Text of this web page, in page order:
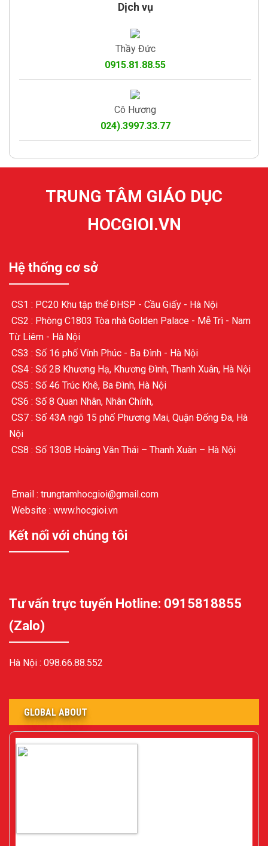
Dịch vụ
Thầy Đức
0915.81.88.55
Cô Hương
024).3997.33.77
TRUNG TÂM GIÁO DỤC
HOCGIOI.VN
Hệ thống cơ sở
CS1 : PC20 Khu tập thể ĐHSP - Cầu Giấy - Hà Nội
CS2 : Phòng C1803 Tòa nhà Golden Palace - Mễ Trì - Nam
Từ Liêm - Hà Nội
CS3 : Số 16 phố Vĩnh Phúc - Ba Đình - Hà Nội
CS4 : Số 2B Khương Hạ, Khương Đình, Thanh Xuân, Hà Nội
CS5 : Số 46 Trúc Khê, Ba Đình, Hà Nội
CS6 : Số 8 Quan Nhân, Nhân Chính,
CS7 : Số 43A ngõ 15 phố Phương Mai, Quận Đống Đa, Hà
Nội
CS8 : Số 130B Hoàng Văn Thái – Thanh Xuân – Hà Nội
Email : trungtamhocgioi@gmail.com
Website : www.hocgioi.vn
Kết nối với chúng tôi
Tư vấn trực tuyến Hotline: 0915818855
(Zalo)
Hà Nội : 098.66.88.552
GLOBAL ABOUT